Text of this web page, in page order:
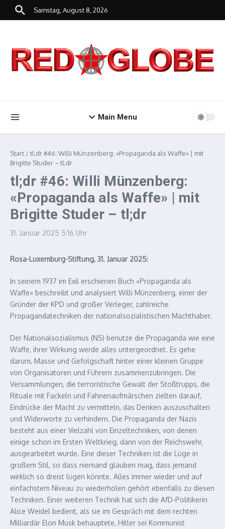
Zum Inhalt springen
Samstag, August 8, 2026
Main Menu
Start /tl;dr #46: Willi Münzenberg: «Propaganda als Waffe» | mit
Brigitte Studer – tl;dr
tl;dr #46: Willi Münzenberg:
«Propaganda als Waffe» | mit
Brigitte Studer – tl;dr
31. Januar 2025 5:16 Uhr
Rosa-Luxemburg-Stiftung, 31. Januar 2025:
In seinem 1937 im Exil erschienen Buch «Propaganda als
Waffe» beschreibt und analysiert Willi Münzenberg, einer der
Gründer der KPD und großer Verleger, zahlreiche
Propagandatechniken der nationalsozialistischen Machthaber.
Der Nationalsozialismus (NS) benutze die Propaganda wie eine
Waffe, ihrer Wirkung werde alles untergeordnet. Es gehe
darum, Masse und Gefolgschaft hinter einer kleinen Gruppe
von Organisatoren und Führern zusammenzubringen. Die
Versammlungen, die terroristische Gewalt der Stoßtrupps, die
Rituale mit Fackeln und Fahnenaufmärschen zielten darauf,
Eindrücke der Macht zu vermitteln, das Denken auszuschalten
und Widerworte zu verhindern. Die Propaganda der Nazis
besteht aus einer Vielzahl von Einzeltechniken, von denen
einige schon im Ersten Weltkrieg, dann von der Reichswehr,
ausgearbeitet wurde. Eine dieser Techniken ist die Lüge in
großem Stil, so dass niemand glauben mag, dass jemand
wirklich so dreist lügen könnte. Alles immer wieder und auf
einfachstem Niveau zu wiederholen gehört ebenfalls zu diesen
Techniken. Einer weiteren Technik hat sich die AfD-Politikerin
Alice Weidel bedient, als sie im Gespräch mit dem rechten
Milliardär Elon Musk behauptete, Hitler sei Kommunist